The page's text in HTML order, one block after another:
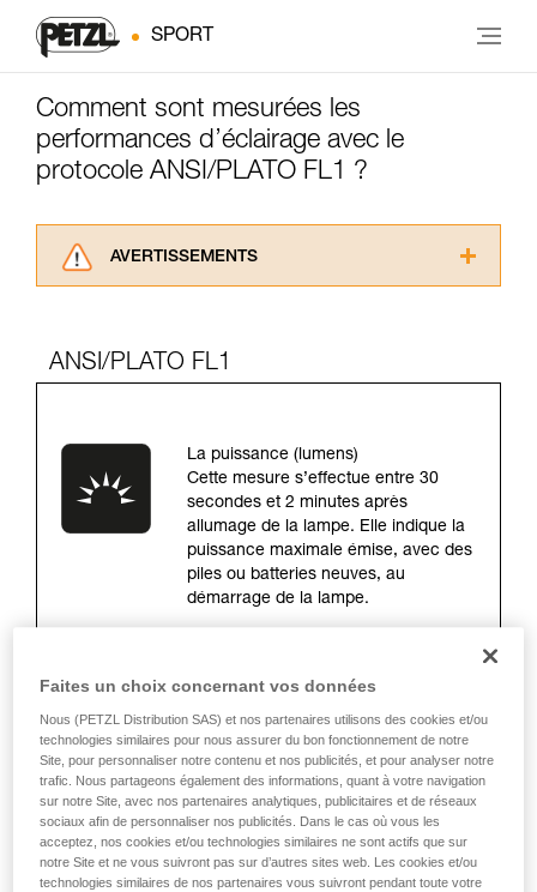
SPORT
Comment sont mesurées les
performances d’éclairage avec le
protocole ANSI/PLATO FL1 ?
AVERTISSEMENTS
consulter. Vous devez avoir compris les
informations de la notice technique pour
Maîtriser ces techniques nécessite une
formation et un entraînement spécifique. Validez
avec un professionnel votre capacité à refaire
la manipulation, seul, en toute sécurité, avant
de la reproduire en autonomie.
Nous donnons des exemples de techniques
liées à votre activité. Il peut en exister d’autres
ANSI/PLATO FL1
La puissance (lumens)
Cette mesure s’effectue entre 30
secondes et 2 minutes après
allumage de la lampe. Elle indique la
puissance maximale émise, avec des
piles ou batteries neuves, au
démarrage de la lampe.
La distance d’éclairage (mètres)
la lampe et l’endroit où il ne reste que
0,25 lux d’éclairement. La mesure est
faite à l’allumage avec des piles ou
batteries neuves. La distance
d’éclairage dépend directement de la
puissance d’éclairage, mais surtout
de la forme du faisceau.
Faites un choix concernant vos données
Nous (PETZL Distribution SAS) et nos partenaires utilisons des cookies et/ou
technologies similaires pour nous assurer du bon fonctionnement de notre
Site, pour personnaliser notre contenu et nos publicités, et pour analyser notre
trafic. Nous partageons également des informations, quant à votre navigation
sur notre Site, avec nos partenaires analytiques, publicitaires et de réseaux
sociaux afin de personnaliser nos publicités. Dans le cas où vous les
acceptez, nos cookies et/ou technologies similaires ne sont actifs que sur
notre Site et ne vous suivront pas sur d’autres sites web. Les cookies et/ou
technologies similaires de nos partenaires vous suivront pendant toute votre